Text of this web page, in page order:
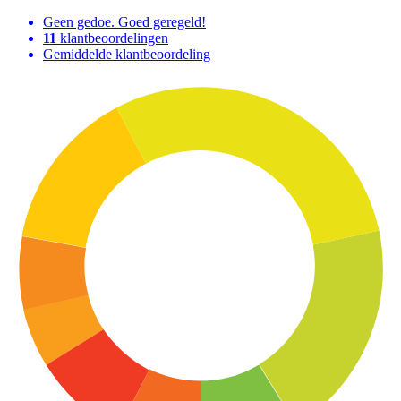
Geen gedoe. Goed geregeld!
11 klantbeoordelingen
Gemiddelde klantbeoordeling